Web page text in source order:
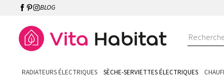
BLOG
RADIATEURS ÉLECTRIQUES SÈCHE-SERVIETTES ÉLECTRIQUES